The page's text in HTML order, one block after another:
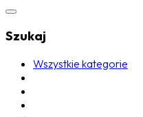
Szukaj
Wszystkie kategorie